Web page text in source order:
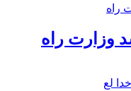
وزارت راه